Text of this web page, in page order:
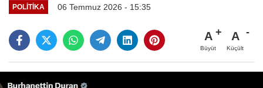
POLITIKA 06 Temmuz 2026 - 15:35
A
Büyüt
A
Küçült